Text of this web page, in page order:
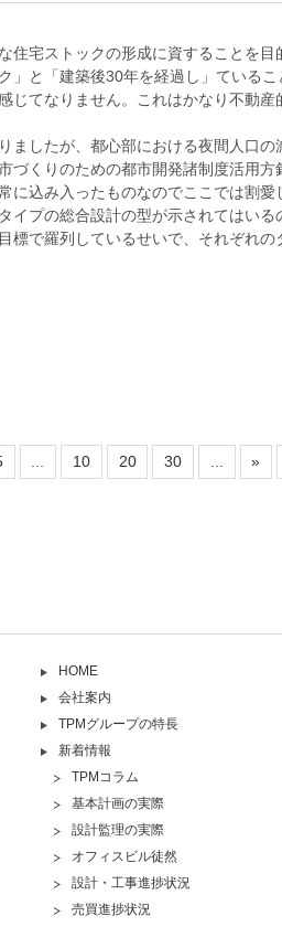
住宅ストックの形成に資すること
」と「建築後30年を経過し」ている
じてなりません。これはかなり不動
ましたが、都心部における夜間人口
づくりのための都市開発諸制度活用
に込み入ったものなのでここでは割愛
イプの総合設計の型が示されてはい
標で羅列しているせいで、それぞれ
10 20 30 »
HOME
会社案内
TPMグループの特長
新着情報
TPMコラム
基本計画の実際
設計監理の実際
オフィスビル徒然
設計・工事進捗状況
売買進捗状況